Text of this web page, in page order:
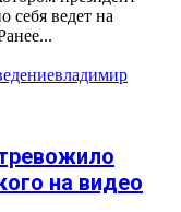
ведет на
владимир
на видео